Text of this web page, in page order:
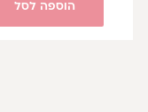
הוספה לסל